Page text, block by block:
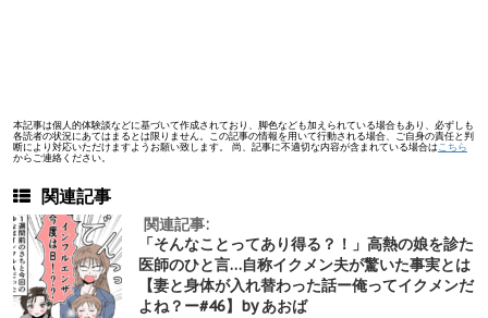
本記事は個人的体験談などに基づいて作成されており、脚色なども加えられている場合もあり、必ずしも
各読者の状況にあてはまるとは限りません。この記事の情報を用いて行動される場合、ご自身の責任と判
断により対応いただけますようお願い致します。 尚、記事に不適切な内容が含まれている場合は こちら
からご連絡ください。
関連記事
関連記事:
「そんなことってあり得る？！」高熱の娘を診た
医師のひと言…自称イクメン夫が驚いた事実とは
【妻と身体が入れ替わった話ー俺ってイクメンだ
よね？ー#46】by あおば